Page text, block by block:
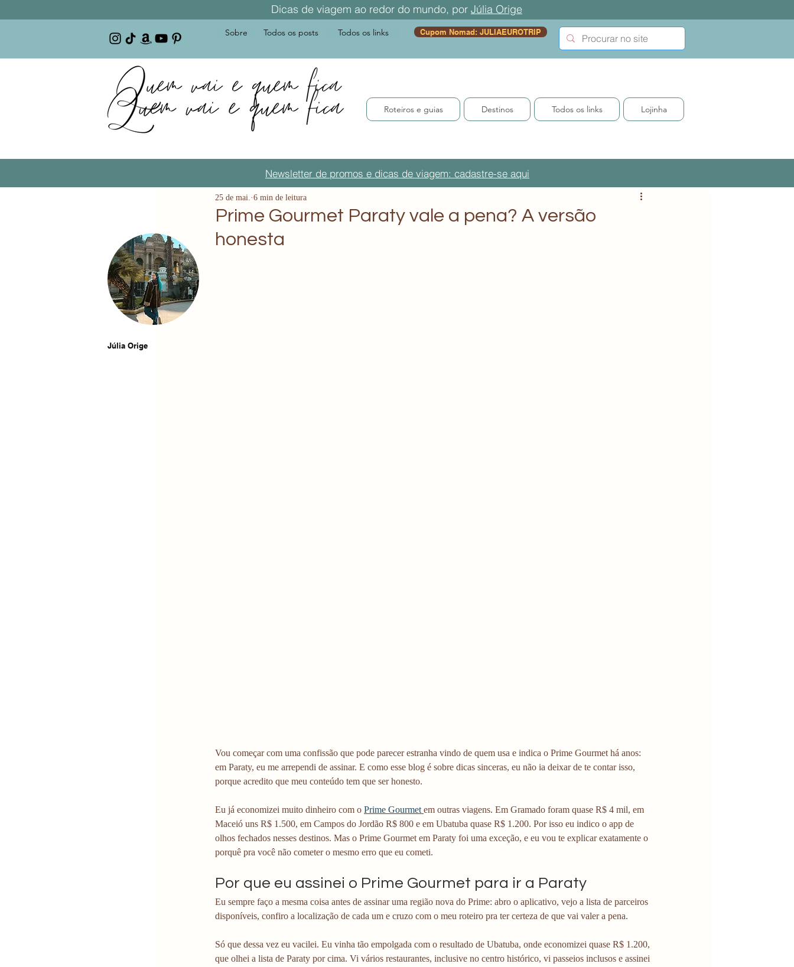
Dicas de viagem ao redor do mundo, por Júlia Orige
Sobre Todos os posts Todos os links Cupom Nomad: JULIAEUROTRIP
Roteiros e guias Destinos Todos os links Lojinha
Newsletter de promos e dicas de viagem: cadastre-se aqui
Prime Gourmet Paraty vale a pena? A versão
honesta
25 de mai. 6 min de leitura
Vou começar com uma confissão que pode parecer estranha vindo de quem usa e indica o Prime Gourmet há anos:
em Paraty, eu me arrependi de assinar. E como esse blog é sobre dicas sinceras, eu não ia deixar de te contar isso,
porque acredito que meu conteúdo tem que ser honesto.
Eu já economizei muito dinheiro com o Prime Gourmet em outras viagens. Em Gramado foram quase R$ 4 mil, em
Maceió uns R$ 1.500, em Campos do Jordão R$ 800 e em Ubatuba quase R$ 1.200. Por isso eu indico o app de
olhos fechados nesses destinos. Mas o Prime Gourmet em Paraty foi uma exceção, e eu vou te explicar exatamente o
porquê pra você não cometer o mesmo erro que eu cometi.
Por que eu assinei o Prime Gourmet para ir a Paraty
Eu sempre faço a mesma coisa antes de assinar uma região nova do Prime: abro o aplicativo, vejo a lista de parceiros
disponíveis, confiro a localização de cada um e cruzo com o meu roteiro pra ter certeza de que vai valer a pena.
Só que dessa vez eu vacilei. Eu vinha tão empolgada com o resultado de Ubatuba, onde economizei quase R$ 1.200,
que olhei a lista de Paraty por cima. Vi vários restaurantes, inclusive no centro histórico, vi passeios inclusos e assinei
Júlia Orige